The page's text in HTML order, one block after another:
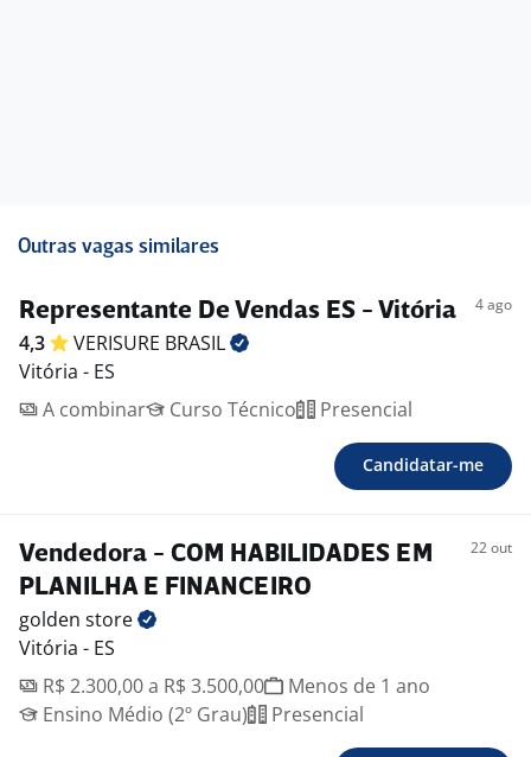
Outras vagas similares
Representante De Vendas ES - Vitória 4 ago
4,3 VERISURE BRASIL
Vitória - ES
A combinar
Curso Técnico Presencial
Candidatar-me
Vendedora - COM HABILIDADES EM
PLANILHA E FINANCEIRO
22 out
golden store
Vitória - ES
R$ 2.300,00 a R$ 3.500,00
Menos de 1 ano
Ensino Médio (2º Grau)
Presencial